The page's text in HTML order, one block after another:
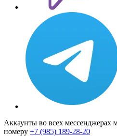
Аккаунты во всех мессенджерах
номеру +7 (985) 189-28-20